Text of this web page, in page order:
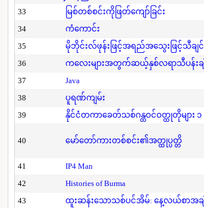
33 မြစ်တစ်စင်းကိုဖြတ်ကျော်ခြင်း
34
ကံကောင်း
35
မိုဘိုင်းလ်ဖုန်းဖြင့်အရည်အသွေးဖြင့်သီချင်းဖ
36
ကလေးများအတွက်ဆယ့်နှစ်လရာသီပန်းခ
37
Java
38
ပူရဏ်ကျမ်း
39
နိုင်ငံတကာခေတ်သစ်ဂန္ထဝင်ဝတ္ထုတိုများ ၁
40 မော်တော်ကားတစ်စင်း၏အတ္ထုပ္ပတ္တိ
41 IP4 Man
42
Histories of Burma
43
ထူးဆန်းသောသစ်ပင်အိမ်: နေ့လယ်စာအချိ